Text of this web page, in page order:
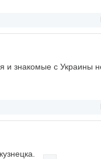
и знакомые с Украины